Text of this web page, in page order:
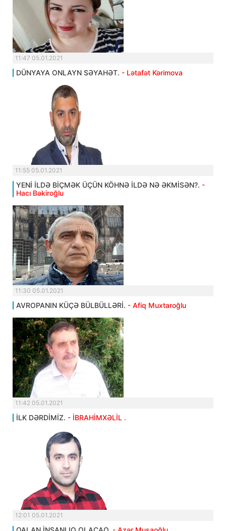
11:47 05.01.2021
DÜNYAYA ONLAYN SƏYAHƏT. - Lətafət Kərimova
11:55 05.01.2021
YENİ İLDƏ BİÇMƏK ÜÇÜN KÖHNƏ İLDƏ NƏ ƏKMİSƏN?. -
Hacı Bəkiroğlu
11:30 05.01.2021
AVROPANIN KÜÇƏ BÜLBÜLLƏRİ. - Afiq Muxtaroğlu
11:42 05.01.2021
İLK DƏRDİMİZ. - İBRAHİMXƏLİL .
12:01 05.01.2021